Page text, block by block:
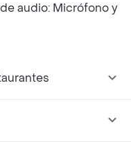
audio: Micrófono y